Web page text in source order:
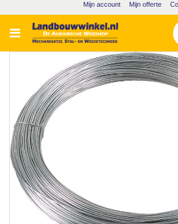
naar
de
inhoud
Mijn account Mijn offerte
afbeeldingen-
gallerij